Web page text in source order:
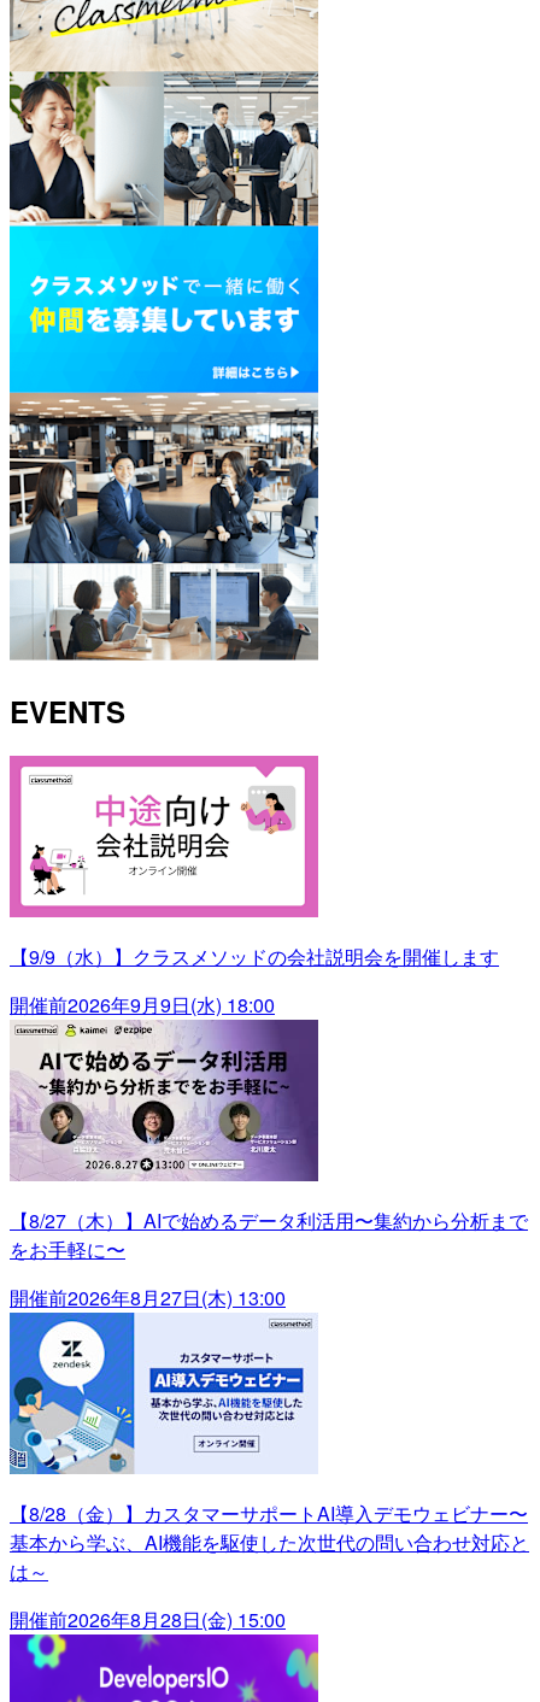
EVENTS
【9/9（水）】クラスメソッドの会社説明会を開催します
開催前2026年9月9日(水) 18:00
【8/27（木）】AIで始めるデータ利活用〜集約から分析まで
をお手軽に〜
開催前2026年8月27日(木) 13:00
【8/28（金）】カスタマーサポートAI導入デモウェビナー〜
基本から学ぶ、AI機能を駆使した次世代の問い合わせ対応と
は～
開催前2026年8月28日(金) 15:00